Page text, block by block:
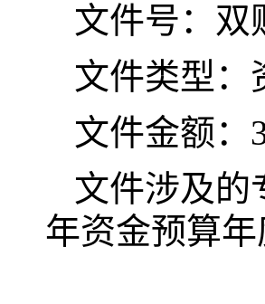
文件号：双
文件类型：
文件金额：
文件涉及的
年资金预算年